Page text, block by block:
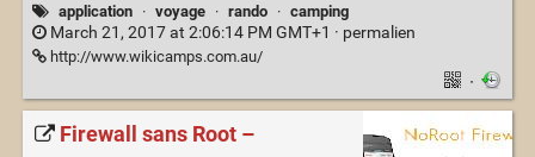
application · voyage · rando · camping
March 21, 2017 at 2:06:14 PM GMT+1 · permalien
http://www.wikicamps.com.au/
·
Firewall sans Root –